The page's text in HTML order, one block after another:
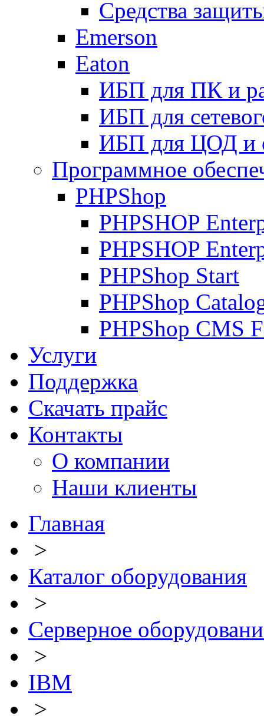
Средства
Emerson
Eaton
ИБП для ПК и
ИБП для
ИБП для ЦОД и
Программное
PHPShop
PHPSHOP
PHPSHOP
PHPShop Start
PHPShop
PHPShop CMS
Услуги
Поддержка
Скачать прайс
Контакты
О компании
Наши клиенты
Главная
>
Каталог оборудования
>
Серверное
>
IBM
>